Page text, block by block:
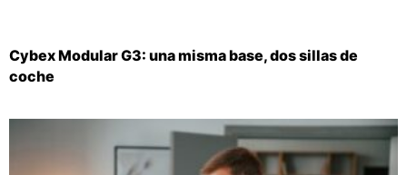
Cybex Modular G3: una misma base, dos sillas de
coche